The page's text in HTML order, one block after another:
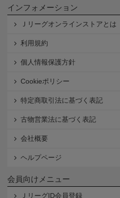
インフォメーション
Ｊリーグオンラインストアとは
利用規約
個人情報保護方針
Cookieポリシー
特定商取引法に基づく表記
古物営業法に基づく表記
会社概要
ヘルプページ
会員向けメニュー
ＪリーグID会員登録